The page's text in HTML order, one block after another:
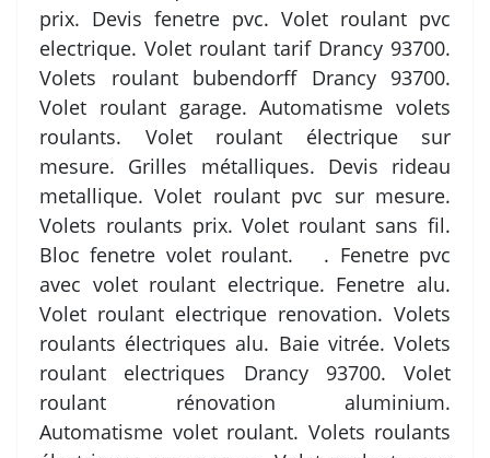
prix. Devis fenetre pvc. Volet roulant pvc
electrique. Volet roulant tarif Drancy 93700.
Volets roulant bubendorff Drancy 93700.
Volet roulant garage. Automatisme volets
roulants. Volet roulant électrique sur
mesure. Grilles métalliques. Devis rideau
metallique. Volet roulant pvc sur mesure.
Volets roulants prix. Volet roulant sans fil.
Bloc fenetre volet roulant. . Fenetre pvc
avec volet roulant electrique. Fenetre alu.
Volet roulant electrique renovation. Volets
roulants électriques alu. Baie vitrée. Volets
roulant electriques Drancy 93700. Volet
roulant rénovation aluminium.
Automatisme volet roulant. Volets roulants